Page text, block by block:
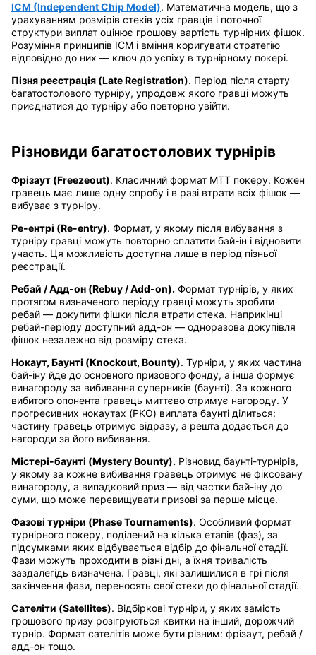
ICM (Independent Chip Model). Математична модель, що з
урахуванням розмірів стеків усіх гравців і поточної
структури виплат оцінює грошову вартість турнірних фішок.
Розуміння принципів ICM і вміння коригувати стратегію
відповідно до них — ключ до успіху в турнірному покері.
Пізня реєстрація (Late Registration). Період після старту
багатостолового турніру, упродовж якого гравці можуть
приєднатися до турніру або повторно увійти.
Різновиди багатостолових турнірів
Фрізаут (Freezeout). Класичний формат MTT покеру. Кожен
гравець має лише одну спробу і в разі втрати всіх фішок —
вибуває з турніру.
Ре-ентрі (Re-entry). Формат, у якому після вибування з
турніру гравці можуть повторно сплатити бай-ін і відновити
участь. Ця можливість доступна лише в період пізньої
реєстрації.
Ребай / Адд-он (Rebuy / Add-on). Формат турнірів, у яких
протягом визначеного періоду гравці можуть зробити
ребай — докупити фішки після втрати стека. Наприкінці
ребай-періоду доступний адд-он — одноразова докупівля
фішок незалежно від розміру стека.
Нокаут, Баунті (Knockout, Bounty). Турніри, у яких частина
бай-іну йде до основного призового фонду, а інша формує
винагороду за вибивання суперників (баунті). За кожного
вибитого опонента гравець миттєво отримує нагороду. У
прогресивних нокаутах (PKO) виплата баунті ділиться:
частину гравець отримує відразу, а решта додається до
нагороди за його вибивання.
Містерi-баунті (Mystery Bounty). Різновид баунті-турнірів,
у якому за кожне вибивання гравець отримує не фіксовану
винагороду, а випадковий приз — від частки бай-іну до
суми, що може перевищувати призові за перше місце.
Фазові турніри (Phase Tournaments). Особливий формат
турнірного покеру, поділений на кілька етапів (фаз), за
підсумками яких відбувається відбір до фінальної стадії.
Фази можуть проходити в різні дні, а їхня тривалість
заздалегідь визначена. Гравці, які залишилися в грі після
закінчення фази, переносять свої стеки до фінальної стадії.
Сателіти (Satellites). Відбіркові турніри, у яких замість
грошового призу розігруються квитки на інший, дорожчий
турнір. Формат сателітів може бути різним: фрізаут, ребай /
адд-он тощо.